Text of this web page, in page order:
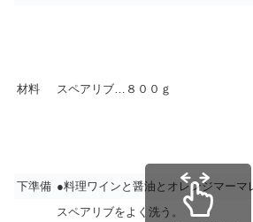
材料 スペアリブ…８００ｇ
下準備 ●料理ワインと醤油とオレンジマー
スペアリブをよく洗う。